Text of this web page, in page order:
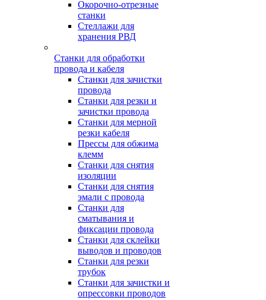
Окорочно-отрезные
станки
Стеллажи для
хранения РВД
Станки для обработки
провода и кабеля
Станки для зачистки
провода
Станки для резки и
зачистки провода
Станки для мерной
резки кабеля
Прессы для обжима
клемм
Станки для снятия
изоляции
Станки для снятия
эмали с провода
Станки для
сматывания и
фиксации провода
Станки для склейки
выводов и проводов
Станки для резки
трубок
Станки для зачистки и
опрессовки проводов